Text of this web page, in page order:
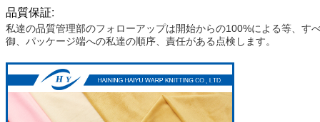
品質保証:
私達の品質管理部のフォローアップは開始からの100%による等、す
御、パッケージ端への私達の順序、責任がある点検します。